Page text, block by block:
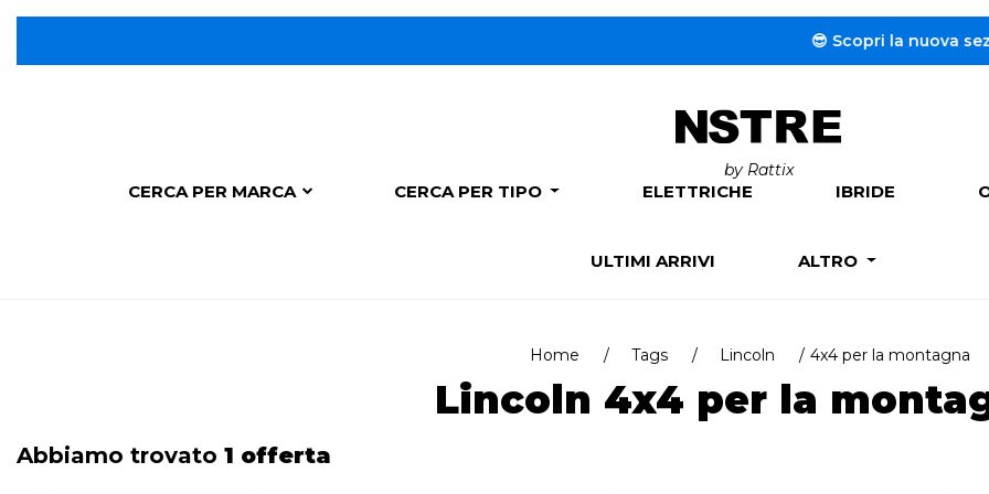
😎 Scopri la nuova sezione
by Rattix
CERCA PER MARCA CERCA PER TIPO ELETTRICHE IBRIDE
ULTIMI ARRIVI ALTRO
Home Tags Lincoln 4x4 per la montagna
Lincoln 4x4 per la
Abbiamo trovato 1 offerta